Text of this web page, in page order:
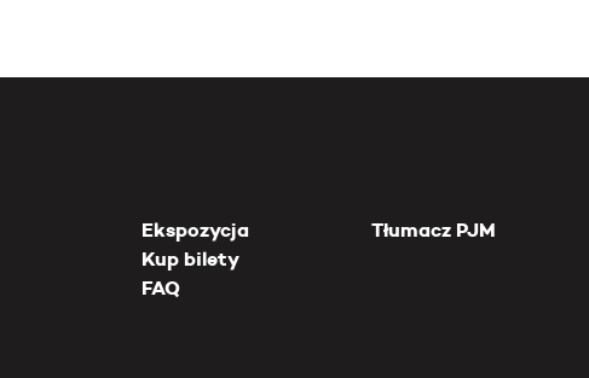
Ekspozycja
Kup bilety
FAQ
Tłumacz PJM